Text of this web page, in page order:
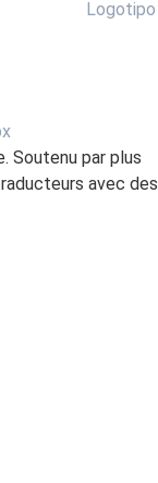
Soutenu par plus
avec des